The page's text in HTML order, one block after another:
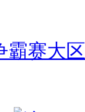
霸赛大